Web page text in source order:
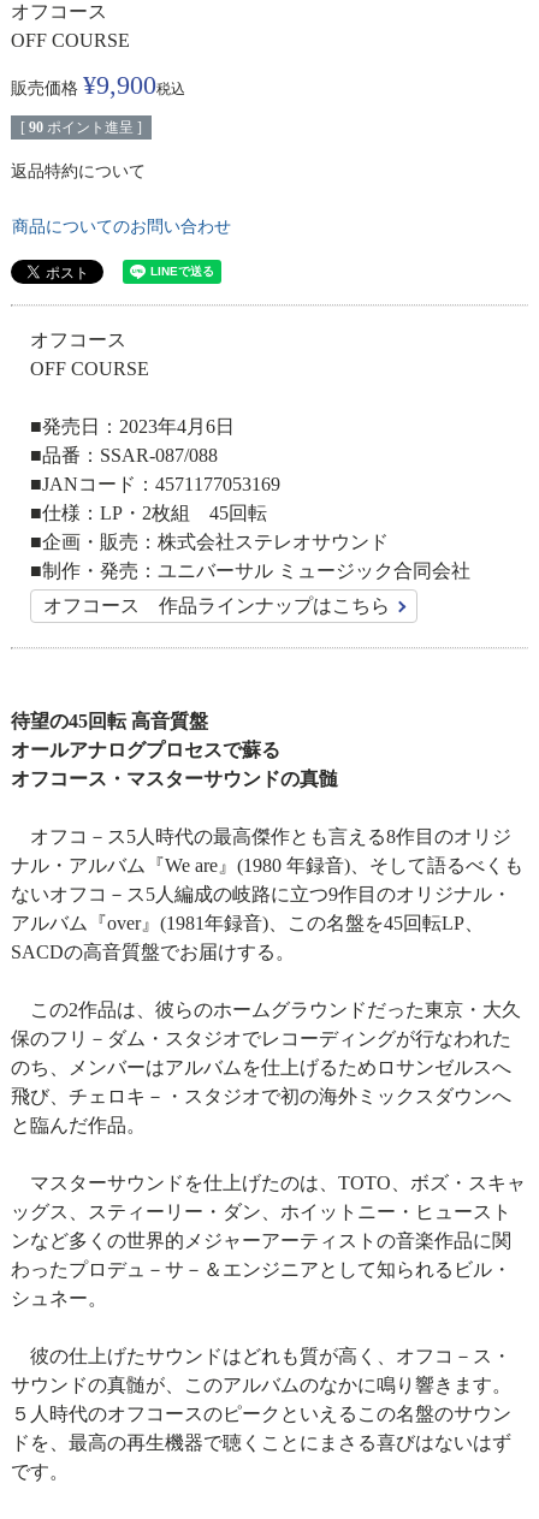
オフコース
OFF COURSE
販売価格 ¥9,900税込
[ 90 ポイント進呈 ]
返品特約について
商品についてのお問い合わせ
オフコース
OFF COURSE
■発売日：2023年4月6日
■品番：SSAR-087/088
■JANコード：4571177053169
■仕様：LP・2枚組 45回転
■企画・販売：株式会社ステレオサウンド
■制作・発売：ユニバーサル ミュージック合同会社
オフコース 作品ラインナップはこちら
待望の45回転 高音質盤
オールアナログプロセスで蘇る
オフコース・マスターサウンドの真髄
オフコ－ス5人時代の最高傑作とも言える8作目のオリジ
ナル・アルバム『We are』(1980 年録音)、そして語るべくも
ないオフコ－ス5人編成の岐路に立つ9作目のオリジナル・
アルバム『over』(1981年録音)、この名盤を45回転LP、
SACDの高音質盤でお届けする。
この2作品は、彼らのホームグラウンドだった東京・大久
保のフリ－ダム・スタジオでレコーディングが行なわれた
のち、メンバーはアルバムを仕上げるためロサンゼルスへ
飛び、チェロキ－・スタジオで初の海外ミックスダウンへ
と臨んだ作品。
マスターサウンドを仕上げたのは、TOTO、ボズ・スキャ
ッグス、スティーリー・ダン、ホイットニー・ヒュースト
ンなど多くの世界的メジャーアーティストの音楽作品に関
わったプロデュ－サ－＆エンジニアとして知られるビル・
シュネー。
彼の仕上げたサウンドはどれも質が高く、オフコ－ス・
サウンドの真髄が、このアルバムのなかに鳴り響きます。
５人時代のオフコースのピークといえるこの名盤のサウン
ドを、最高の再生機器で聴くことにまさる喜びはないはず
です。